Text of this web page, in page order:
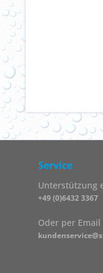
Service
Unterstützung
+49 (0)6432 3367
Oder per